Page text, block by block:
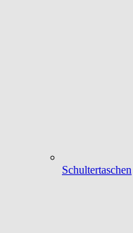
Schultertaschen